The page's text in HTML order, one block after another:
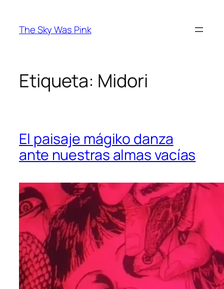
contenido
The Sky Was Pink
Etiqueta: Midori
El paisaje mágiko danza
ante nuestras almas vacías